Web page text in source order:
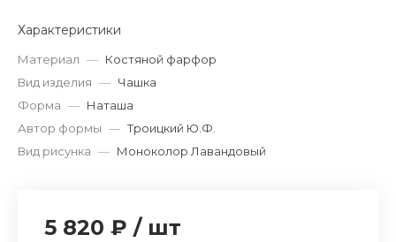
Характеристики
Материал — Костяной фарфор
Вид изделия — Чашка
Форма — Наташа
Автор формы — Троицкий Ю.Ф.
Вид рисунка — Моноколор Лавандовый
5 820 ₽ / шт